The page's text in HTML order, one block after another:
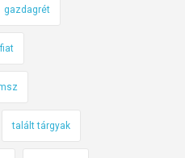
gazdagrét
fiat
talált tárgyak